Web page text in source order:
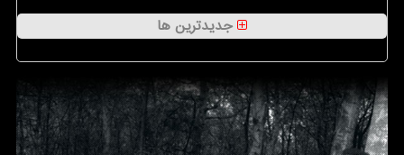
جدیدترین ها